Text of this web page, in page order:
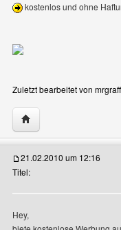
kostenlos und ohne
Zuletzt bearbeitet von
Website dieses
anzeigen
21.02.2010 um 12:16
Titel:
Hey,